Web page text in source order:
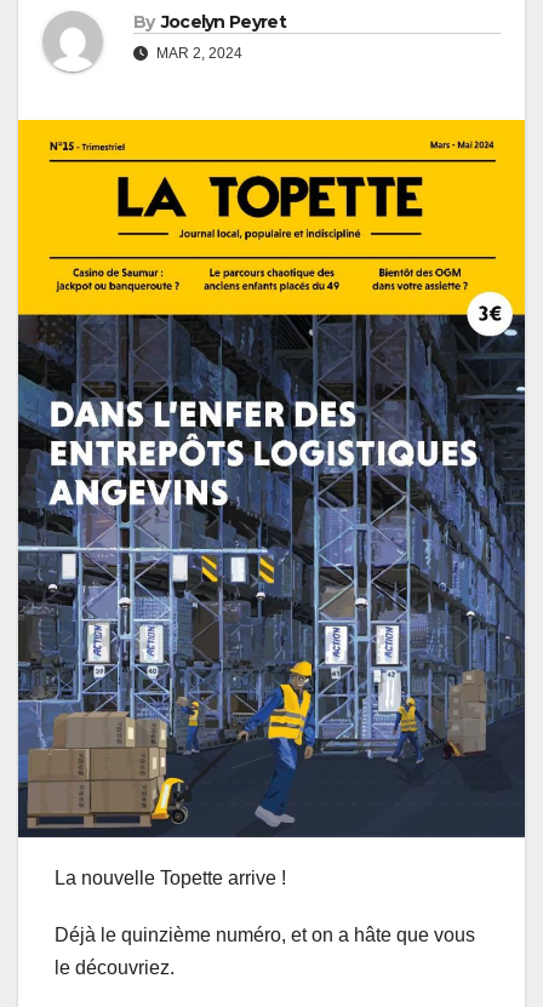
By Jocelyn Peyret
MAR 2, 2024
La nouvelle Topette arrive !
Déjà le quinzième numéro, et on a hâte que vous
le découvriez.